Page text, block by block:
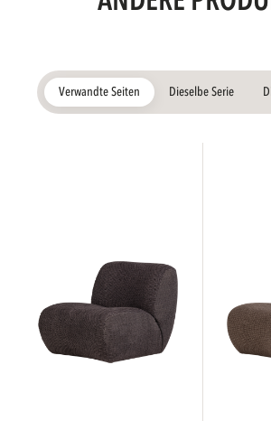
Verwandte Seiten Dieselbe Serie